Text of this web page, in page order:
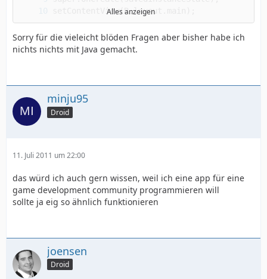
}
Alles anzeigen
Sorry für die vieleicht blöden Fragen aber bisher habe ich
nichts nichts mit Java gemacht.
minju95
Droid
11. Juli 2011 um 22:00
das würd ich auch gern wissen, weil ich eine app für eine
game development community programmieren will
sollte ja eig so ähnlich funktionieren
joensen
Droid